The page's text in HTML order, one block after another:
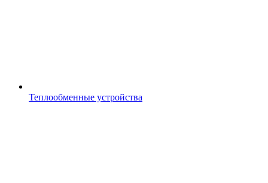
Теплообменные устройства